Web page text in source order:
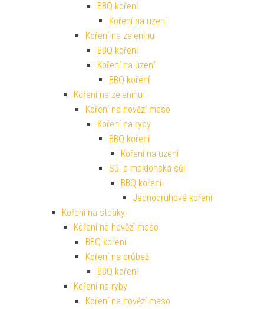
BBQ koření
Koření na uzení
Koření na zeleninu
BBQ koření
Koření na uzení
BBQ koření
Koření na zeleninu
Koření na hovězí maso
Koření na ryby
BBQ koření
Koření na uzení
Sůl a maldonská sůl
BBQ koření
Jednodruhové koření
Koření na steaky
Koření na hovězí maso
BBQ koření
Koření na drůbež
BBQ koření
Koření na ryby
Koření na hovězí maso